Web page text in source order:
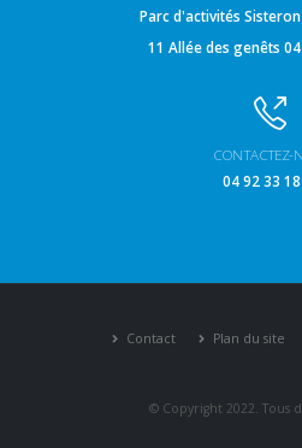
Parc d'activités
11 Allée des genêts
CONTACTEZ-
04 92 33
Contact Plan du site
© Copyright 2022. Tous